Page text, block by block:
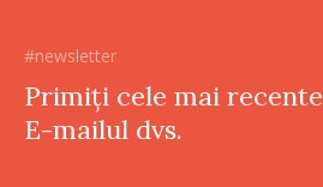
#newsletter
Primiți cele mai
E-mailul dvs.